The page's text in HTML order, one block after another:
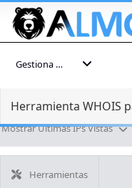
Gestiona tu cuenta
Herramienta WHOIS
Mostrar Últimas IPs Vistas
Herramientas